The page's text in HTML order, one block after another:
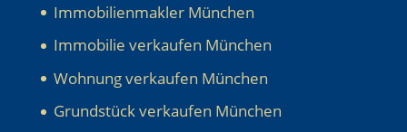
Immobilienmakler München
Immobilie verkaufen München
Wohnung verkaufen München
Grundstück verkaufen München